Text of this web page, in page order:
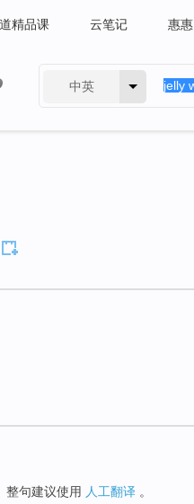
精品课 云笔记 惠惠
中英
整句建议使用 人工翻译 。